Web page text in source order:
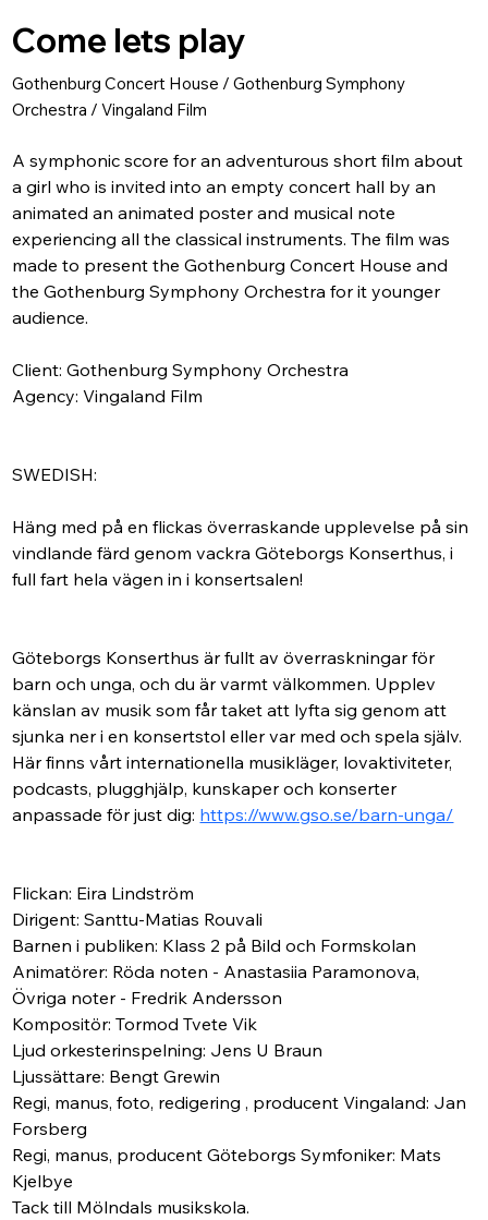
Gothenburg Concert House / Gothenburg Symphony
Orchestra / Vingaland Film
Come lets play
A symphonic score for an adventurous short film about
a girl who is invited into an empty concert hall by an
animated an animated poster and musical note
experiencing all the classical instruments. The film was
made to present the Gothenburg Concert House and
the Gothenburg Symphony Orchestra for it younger
audience.
Client: Gothenburg Symphony Orchestra
Agency: Vingaland Film
SWEDISH:
Häng med på en flickas överraskande upplevelse på sin
vindlande färd genom vackra Göteborgs Konserthus, i
full fart hela vägen in i konsertsalen!
Göteborgs Konserthus är fullt av överraskningar för
barn och unga, och du är varmt välkommen. Upplev
känslan av musik som får taket att lyfta sig genom att
sjunka ner i en konsertstol eller var med och spela själv.
Här finns vårt internationella musikläger, lovaktiviteter,
podcasts, plugghjälp, kunskaper och konserter
anpassade för just dig: https://www.gso.se/barn-unga/
Flickan: Eira Lindström
Dirigent: Santtu-Matias Rouvali
Barnen i publiken: Klass 2 på Bild och Formskolan
Animatörer: Röda noten - Anastasiia Paramonova,
Övriga noter - Fredrik Andersson
Kompositör: Tormod Tvete Vik
Ljud orkesterinspelning: Jens U Braun
Ljussättare: Bengt Grewin
Regi, manus, foto, redigering , producent Vingaland: Jan
Forsberg
Regi, manus, producent Göteborgs Symfoniker: Mats
Kjelbye
Tack till Mölndals musikskola.